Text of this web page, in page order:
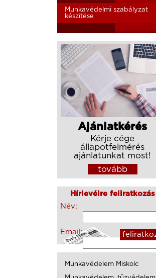
Munkavédelmi szabályzat
készítése
Ajánlatkérés
Kérje cége
állapotfelmérés
ajánlatunkat most!
tovább
Hírlevélre feliratkozás
Név:
Email:
Munkavédelem Miskolc